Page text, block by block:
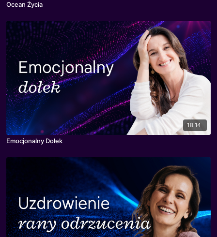
Ocean Życia
18:14
Emocjonalny Dołek